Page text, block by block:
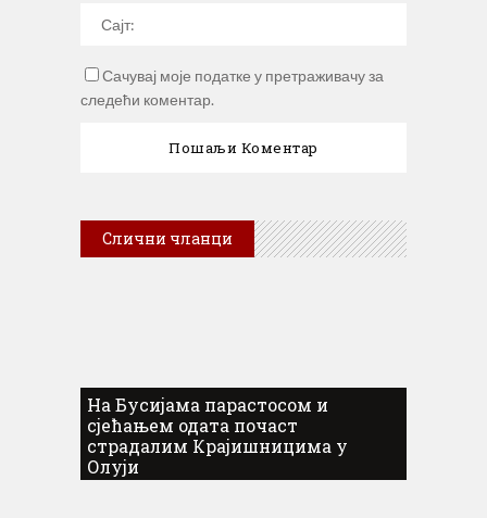
Сачувај моје податке у претраживачу за
следећи коментар.
Слични чланци
На Бусијама парастосом и
сјећањем одата почаст
страдалим Крајишницима у
Олуји